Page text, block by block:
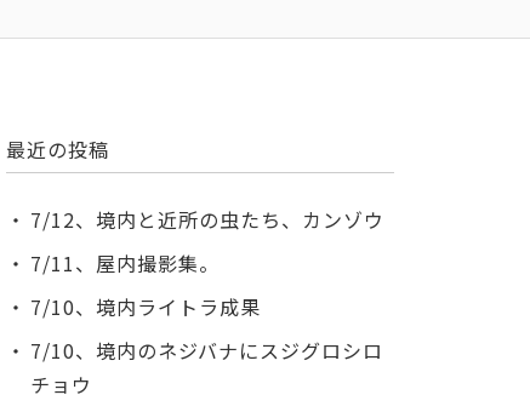
最近の投稿
7/12、境内と近所の虫たち、カンゾウ
7/11、屋内撮影集。
7/10、境内ライトラ成果
7/10、境内のネジバナにスジグロシロ
チョウ